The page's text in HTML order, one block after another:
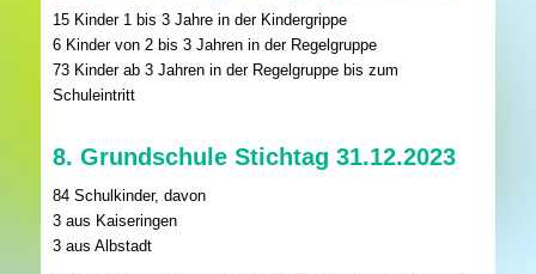
15 Kinder 1 bis 3 Jahre in der Kindergrippe
6 Kinder von 2 bis 3 Jahren in der Regelgruppe
73 Kinder ab 3 Jahren in der Regelgruppe bis zum
Schuleintritt
8. Grundschule Stichtag 31.12.2023
84 Schulkinder, davon
3 aus Kaiseringen
3 aus Albstadt